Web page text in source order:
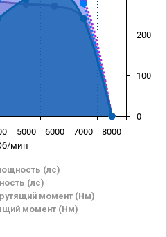
мин
(лс)
(лс)
момент (Нм)
момент (Нм)
5000 6000 7000 8000
0
100
200